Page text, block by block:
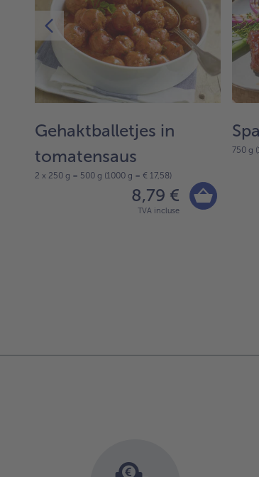
Gehaktballetjes in
tomatensaus
2 x 250 g = 500 g (1000 g = € 17,58)
8,79 €
TVA incluse
750 g